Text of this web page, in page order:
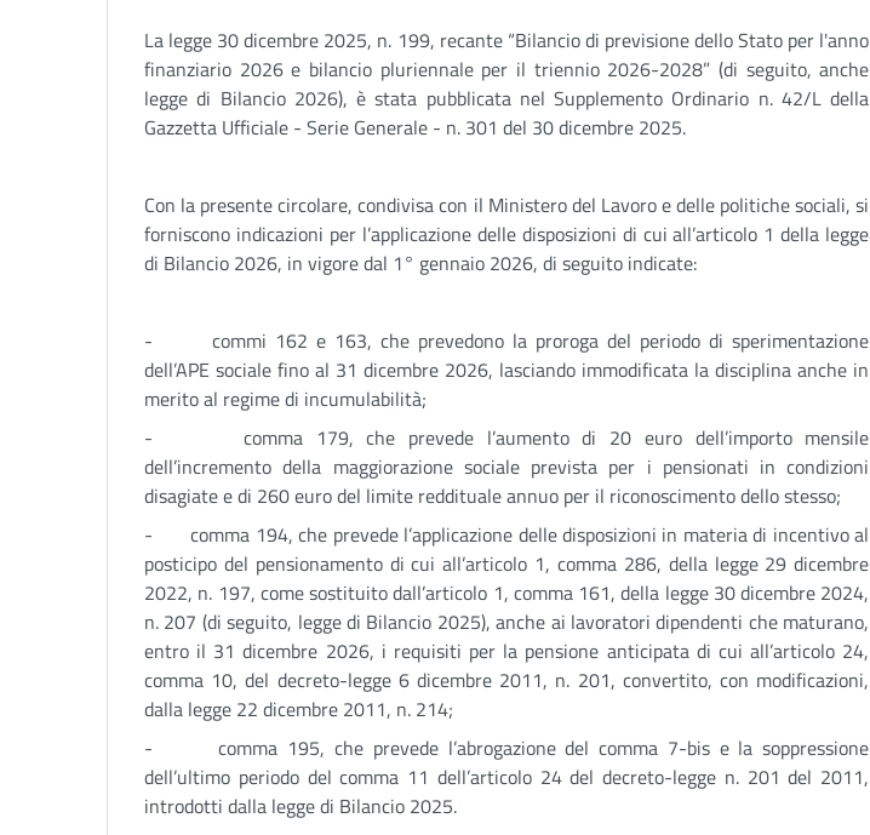
La legge 30 dicembre 2025, n. 199, recante “Bilancio di previsione dello Stato per l'anno
finanziario 2026 e bilancio pluriennale per il triennio 2026-2028” (di seguito, anche
legge di Bilancio 2026), è stata pubblicata nel Supplemento Ordinario n. 42/L della
Gazzetta Ufficiale - Serie Generale - n. 301 del 30 dicembre 2025.
Con la presente circolare, condivisa con il Ministero del Lavoro e delle politiche sociali, si
forniscono indicazioni per l’applicazione delle disposizioni di cui all’articolo 1 della legge
di Bilancio 2026, in vigore dal 1° gennaio 2026, di seguito indicate:
- commi 162 e 163, che prevedono la proroga del periodo di sperimentazione
dell’APE sociale fino al 31 dicembre 2026, lasciando immodificata la disciplina anche in
merito al regime di incumulabilità;
- comma 179, che prevede l’aumento di 20 euro dell’importo mensile
dell’incremento della maggiorazione sociale prevista per i pensionati in condizioni
disagiate e di 260 euro del limite reddituale annuo per il riconoscimento dello stesso;
- comma 194, che prevede l’applicazione delle disposizioni in materia di incentivo al
posticipo del pensionamento di cui all’articolo 1, comma 286, della legge 29 dicembre
2022, n. 197, come sostituito dall’articolo 1, comma 161, della legge 30 dicembre 2024,
n. 207 (di seguito, legge di Bilancio 2025), anche ai lavoratori dipendenti che maturano,
entro il 31 dicembre 2026, i requisiti per la pensione anticipata di cui all’articolo 24,
comma 10, del decreto-legge 6 dicembre 2011, n. 201, convertito, con modificazioni,
dalla legge 22 dicembre 2011, n. 214;
- comma 195, che prevede l’abrogazione del comma 7-bis e la soppressione
dell’ultimo periodo del comma 11 dell’articolo 24 del decreto-legge n. 201 del 2011,
introdotti dalla legge di Bilancio 2025.